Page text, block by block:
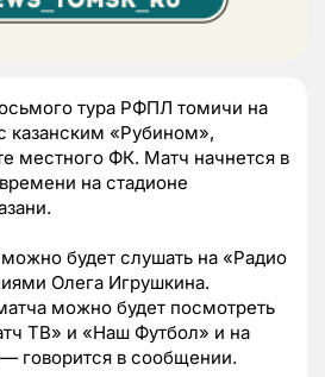
тура РФПЛ томичи на
казанским «Рубином»,
местного ФК. Матч начнется в
на стадионе
будет слушать на «Радио
Олега Игрушкина.
можно будет посмотреть
ТВ» и «Наш Футбол» и на
— говорится в сообщении.